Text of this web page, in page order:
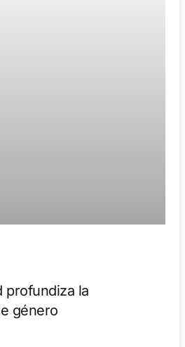
profundiza la
género